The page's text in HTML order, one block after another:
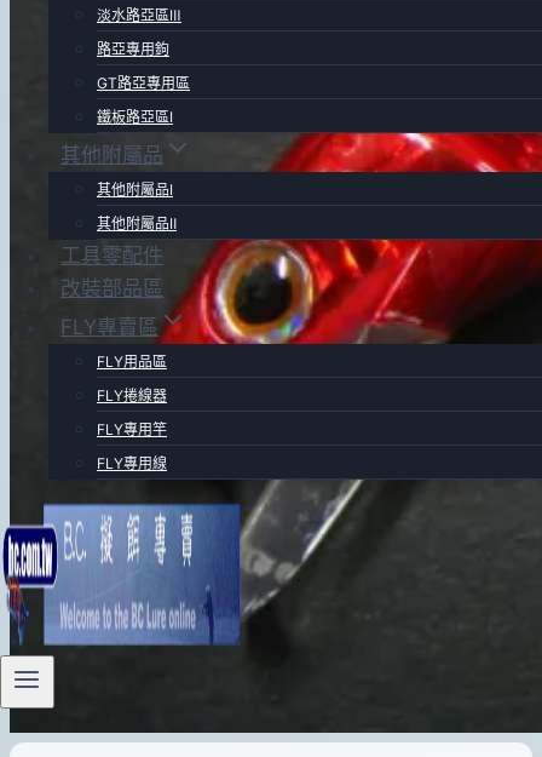
淡水路亞區Ⅲ
路亞專用鉤
GT路亞專用區
鐵板路亞區Ⅰ
其他附屬品
其他附屬品Ⅰ
其他附屬品Ⅱ
工具零配件
改裝部品區
FLY專賣區
FLY用品區
FLY捲線器
FLY專用竿
FLY專用線